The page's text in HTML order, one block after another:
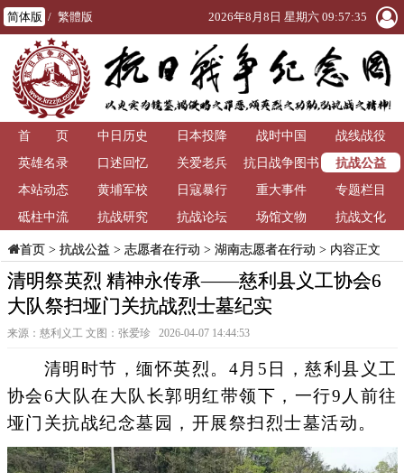
简体版 / 繁體版 2026年8月8日 星期六 09:57:36
首 页 中日历史 日本投降 战时中国
战线战役
英雄名录
口述回忆 关爱老兵
抗日战争图书
馆
抗战公益
本站动态
黄埔军校 日寇暴行 重大事件
专题栏目
砥柱中流
抗战研究 抗战论坛 场馆文物 抗战文化
首页> 抗战公益 > 志愿者在行动 > 湖南志愿者在行动 > 内容正文
清明祭英烈 精神永传承——慈利县义工协会6
大队祭扫垭门关抗战烈士墓纪实
来源：慈利义工 文图：张爱珍 2026-04-07 14:44:53
清明时节，缅怀英烈。4月5日，慈利县义工
协会6大队在大队长郭明红带领下，一行9人前往
垭门关抗战纪念墓园，开展祭扫烈士墓活动。